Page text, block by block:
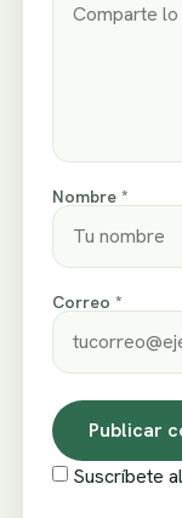
Nombre *
Correo *
Suscríbete